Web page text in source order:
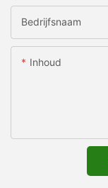
Bedrijfsnaam
Inhoud